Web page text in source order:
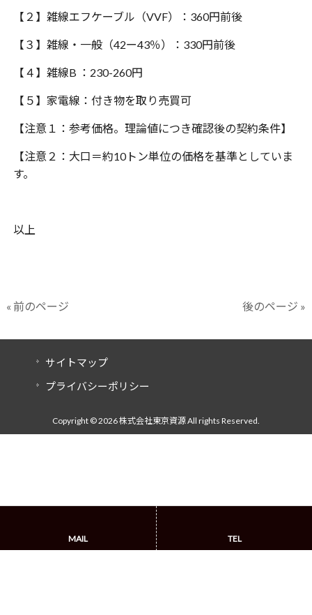
【２】雑線エフケーブル（VVF）： 360円前後
【３】雑線・一般（42ー43％）： 330円前後
【４】雑線B ： 230-260円
【５】家電線：付き物を取り売買可
【注意１：参考価格。理論値につき確認後の契約条件】
【注意２：大口＝約10トン単位の価格を基準としていま
す。
以上
« 前のページ 後のページ »
サイトマップ
プライバシーポリシー
Copyright © 2026 株式会社東京資源 All rights Reserved.
MAIL TEL